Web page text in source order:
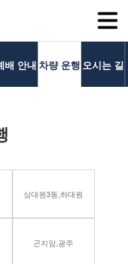
배 안내 차량 운행 오시는 길
상대원3동,하대원
곤지암,광주